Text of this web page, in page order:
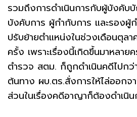
รวมถึงการดำเนินการกับผู้บังคับ
บังคับการ ผู้กำกับการ และรองผู้
ปรับย้ายตำแหน่งในช่วงเดือนตุ
ครั้ง เพราะเรื่องนี้เกิดขึ้นมาหลาย
ตำรวจ สตม. ก็ถูกดำเนินคดีไปก
ต้นทาง ผบ.ตร.สั่งการให้ไล่ออกจ
ส่วนในเรื่องคดีอาญาก็ต้องดำเนิ